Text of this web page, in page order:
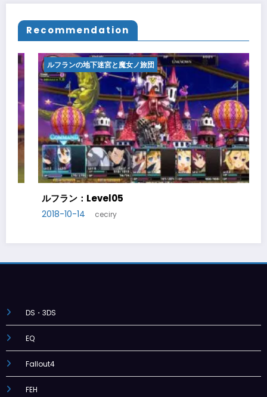
Recommendation
ルフランの地下迷宮と魔女ノ旅団
ルフラン：Level05
2018-10-14 ceciry
DS・3DS
EQ
Fallout4
FEH